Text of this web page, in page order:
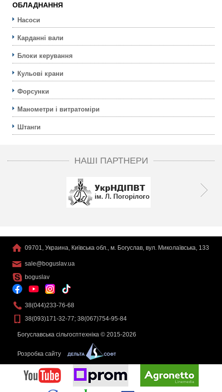
ОБЛАДНАННЯ
Насоси
Карданні вали
Блоки керування
Кульовi крани
Форсунки
Манометри і витратоміри
Штанги
НАШІ ПАРТНЕРИ
09701, Украина, Київська обл., м. Богуслав, вул. Миколаївська, 133
sale@boguslav.ua
boguslav
38(044)233-76-68
38(093)171-32-77; 38(067)754-95-84
Богуславська сільгосптехніка © 2015-2026
Розробка сайту